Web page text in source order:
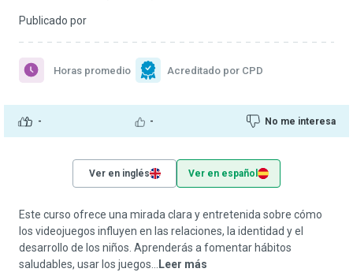
Publicado por
- - No me interesa
Horas promedio Acreditado por CPD
Ver en inglés Ver en español
Este curso ofrece una mirada clara y entretenida sobre cómo
los videojuegos influyen en las relaciones, la identidad y el
desarrollo de los niños. Aprenderás a fomentar hábitos
saludables, usar los juegos...
Leer más